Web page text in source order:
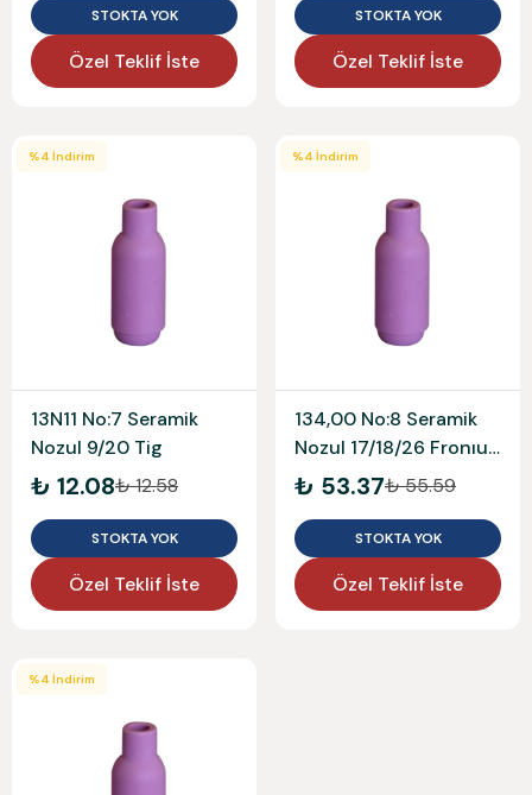
STOKTA YOK
Özel Teklif İste
STOKTA YOK
Özel Teklif İste
%4 İndirim
13N11 No:7 Seramik
Nozul 9/20 Tig
₺ 12.08₺ 12.58
STOKTA YOK
Özel Teklif İste
%4 İndirim
134,00 No:8 Seramik
Nozul 17/18/26 Fronıus
Tip Tig
₺ 53.37₺ 55.59
STOKTA YOK
Özel Teklif İste
%4 İndirim